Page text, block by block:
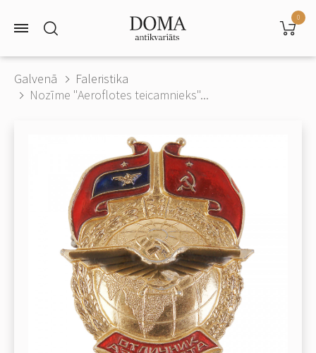
0
Galvenā
Faleristika
Nozīme "Aeroflotes teicamnieks"...